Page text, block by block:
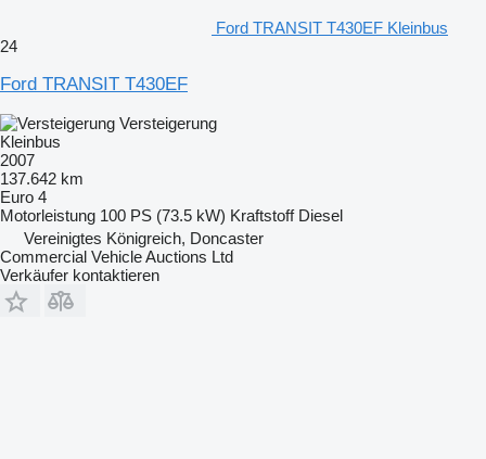
Ford TRANSIT T430EF Kleinbus
24
Ford TRANSIT T430EF
Versteigerung
Kleinbus
2007
137.642 km
Euro 4
Motorleistung 100 PS (73.5 kW) Kraftstoff Diesel
Vereinigtes Königreich, Doncaster
Commercial Vehicle Auctions Ltd
Verkäufer kontaktieren